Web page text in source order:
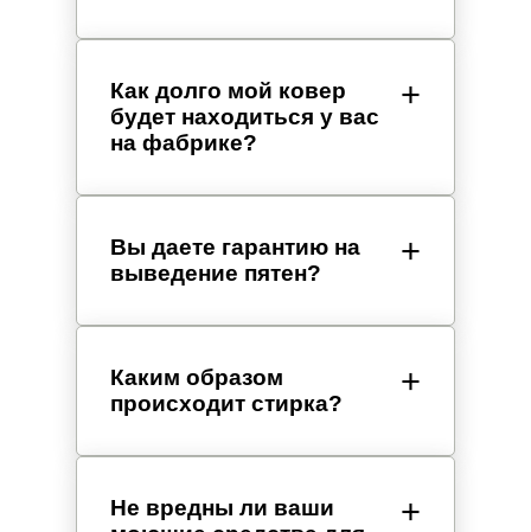
Как долго мой ковер
будет находиться у вас
на фабрике?
Вы даете гарантию на
выведение пятен?
Каким образом
происходит стирка?
Не вредны ли ваши